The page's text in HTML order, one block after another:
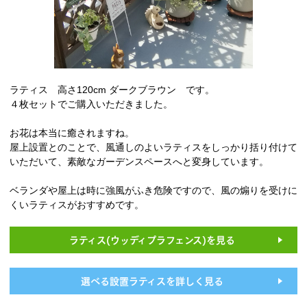
ラティス 高さ120cm ダークブラウン です。
４枚セットでご購入いただきました。
お花は本当に癒されますね。
屋上設置とのことで、風通しのよいラティスをしっかり括り付けて
いただいて、素敵なガーデンスペースへと変身しています。
ベランダや屋上は時に強風がふき危険ですので、風の煽りを受けに
くいラティスがおすすめです。
ラティス(ウッディプラフェンス)を見る
選べる設置ラティスを詳しく見る